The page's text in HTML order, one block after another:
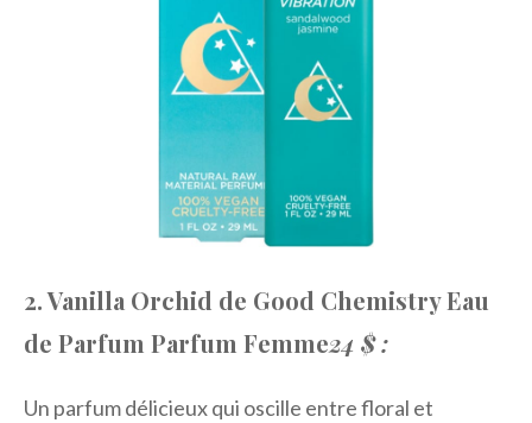
2. Vanilla Orchid de Good Chemistry Eau
de Parfum Parfum Femme24 $ :
Un parfum délicieux qui oscille entre floral et